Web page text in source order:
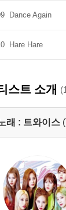
Dance Again
Hare Hare
스트 소개
래 : 트와이스